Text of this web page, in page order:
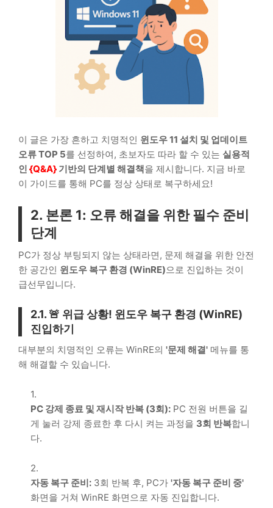
이 글은 가장 흔하고 치명적인 윈도우 11 설치 및 업데이트
오류TOP 5를 선정하여, 초보자도 따라 할 수 있는 실용적
인 {Q&A} 기반의 단계별 해결책을 제시합니다. 지금 바로
이 가이드를 통해 PC를 정상 상태로 복구하세요!
2. 본론 1: 오류 해결을 위한 필수 준비
단계
PC가 정상 부팅되지 않는 상태라면, 문제 해결을 위한 안전
한 공간인 윈도우 복구 환경 (WinRE)으로 진입하는 것이
급선무입니다.
2.1. 🚨 위급 상황! 윈도우 복구 환경 (WinRE)
진입하기
대부분의 치명적인 오류는 WinRE의 '문제 해결' 메뉴를 통
해 해결할 수 있습니다.
PC 강제 종료 및 재시작 반복 (3회): PC 전원 버튼을 길
게 눌러 강제 종료한 후 다시 켜는 과정을 3회 반복합니
다.
자동 복구 준비: 3회 반복 후, PC가 '자동 복구 준비 중'
화면을 거쳐 WinRE 화면으로 자동 진입합니다.